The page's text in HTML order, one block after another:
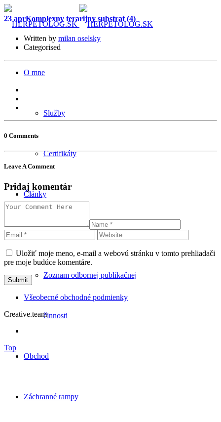
O mne
Služby
Certifikáty
Články
Zoznam odbornej publikačnej
činnosti
Obchod
Záchranné rampy
23 aprKomplexny terarijny substrat (4)
Written by milan oselsky
Categorised
0 Comments
Leave A Comment
Pridaj komentár
Uložiť moje meno, e-mail a webovú stránku v tomto prehliadači
pre moje budúce komentáre.
Všeobecné obchodné podmienky
Creative.team
Top